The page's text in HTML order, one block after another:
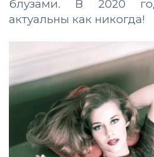
блузами. В 2020
актуальны как никогда!